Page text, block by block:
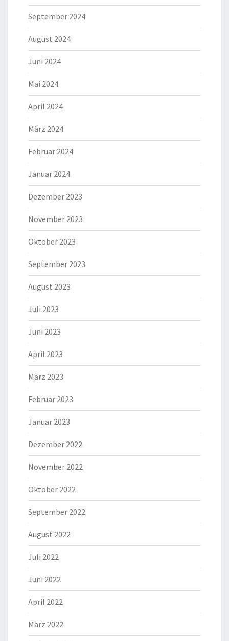
September 2024
August 2024
Juni 2024
Mai 2024
April 2024
März 2024
Februar 2024
Januar 2024
Dezember 2023
November 2023
Oktober 2023
September 2023
August 2023
Juli 2023
Juni 2023
April 2023
März 2023
Februar 2023
Januar 2023
Dezember 2022
November 2022
Oktober 2022
September 2022
August 2022
Juli 2022
Juni 2022
April 2022
März 2022